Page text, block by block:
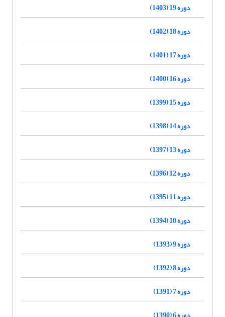
دوره 19 (1403)
دوره 18 (1402)
دوره 17 (1401)
دوره 16 (1400)
دوره 15 (1399)
دوره 14 (1398)
دوره 13 (1397)
دوره 12 (1396)
دوره 11 (1395)
دوره 10 (1394)
دوره 9 (1393)
دوره 8 (1392)
دوره 7 (1391)